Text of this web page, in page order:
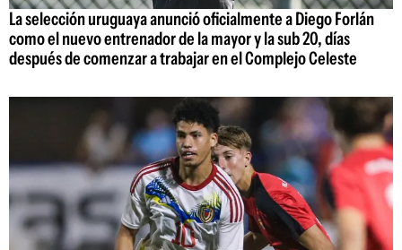
La selección uruguaya anunció oficialmente a Diego Forlán
como el nuevo entrenador de la mayor y la sub 20, días
después de comenzar a trabajar en el Complejo Celeste